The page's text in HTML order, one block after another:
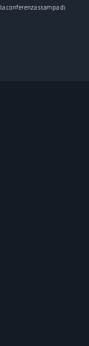
conferenza stampa di